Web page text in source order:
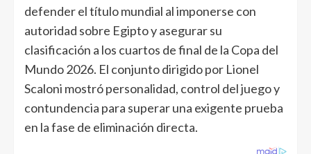
defender el título mundial al imponerse con
autoridad sobre Egipto y asegurar su
clasificación a los cuartos de final de la Copa del
Mundo 2026. El conjunto dirigido por Lionel
Scaloni mostró personalidad, control del juego y
contundencia para superar una exigente prueba
en la fase de eliminación directa.